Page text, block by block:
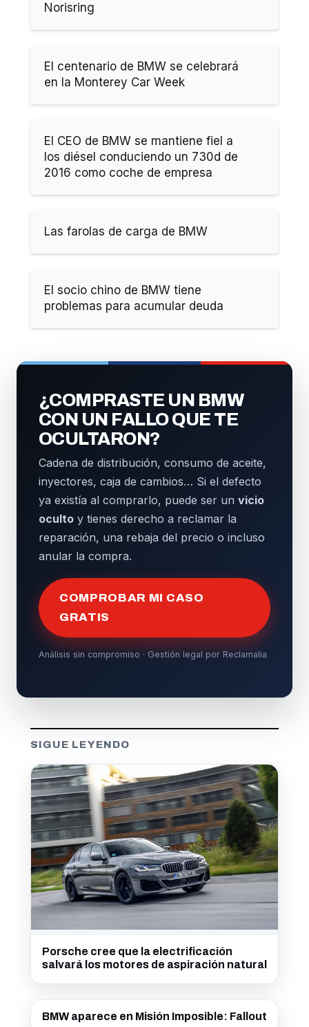
Norisring
El centenario de BMW se celebrará
en la Monterey Car Week
El CEO de BMW se mantiene fiel a
los diésel conduciendo un 730d de
2016 como coche de empresa
Las farolas de carga de BMW
El socio chino de BMW tiene
problemas para acumular deuda
¿COMPRASTE UN BMW
CON UN FALLO QUE TE
OCULTARON?
Cadena de distribución, consumo de aceite,
inyectores, caja de cambios… Si el defecto
ya existía al comprarlo, puede ser un vicio
oculto y tienes derecho a reclamar la
reparación, una rebaja del precio o incluso
anular la compra.
COMPROBAR MI CASO
GRATIS
Análisis sin compromiso · Gestión legal por Reclamalia
SIGUE LEYENDO
Porsche cree que la electrificación
salvará los motores de aspiración natural
BMW aparece en Misión Imposible: Fallout